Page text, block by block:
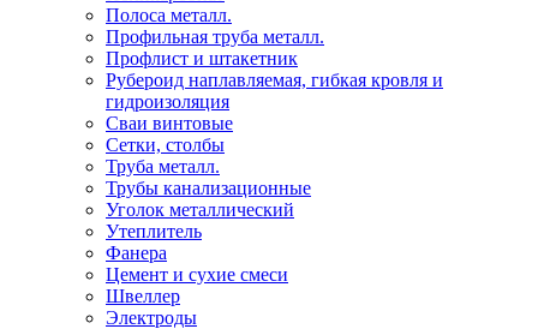
Полоса металл.
Профильная труба металл.
Профлист и штакетник
Рубероид наплавляемая, гибкая кровля и
гидроизоляция
Сваи винтовые
Сетки, столбы
Труба металл.
Трубы канализационные
Уголок металлический
Утеплитель
Фанера
Цемент и сухие смеси
Швеллер
Электроды